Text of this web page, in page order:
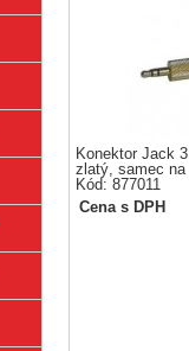
Konektor Jack
zlatý, samec na
Kód: 877011
Cena s DPH